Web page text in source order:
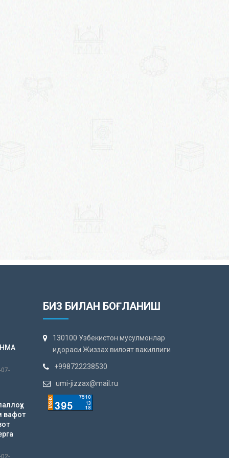
вафот
БИЗ БИЛАН БОҒЛАНИШ
130100 Узбекистон мусулмонлар
идораси Жиззах вилоят вакиллиги
+998722238530
umi-jizzax@mail.ru